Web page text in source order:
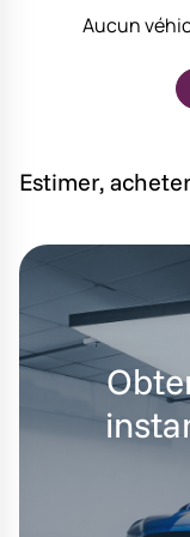
Aucun
Estimer,